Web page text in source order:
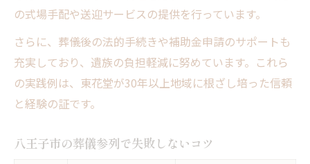
の式場手配や送迎サービスの提供を行っています。
さらに、葬儀後の法的手続きや補助金申請のサポートも
充実しており、遺族の負担軽減に努めています。これら
の実践例は、東花堂が30年以上地域に根ざし培った信頼
と経験の証です。
八王子市の葬儀参列で失敗しないコツ